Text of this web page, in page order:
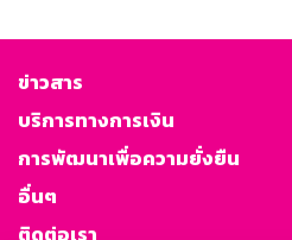
ข่าวสาร
บริการทางการเงิน
การพัฒนาเพื่อความยั่งยืน
อื่นๆ